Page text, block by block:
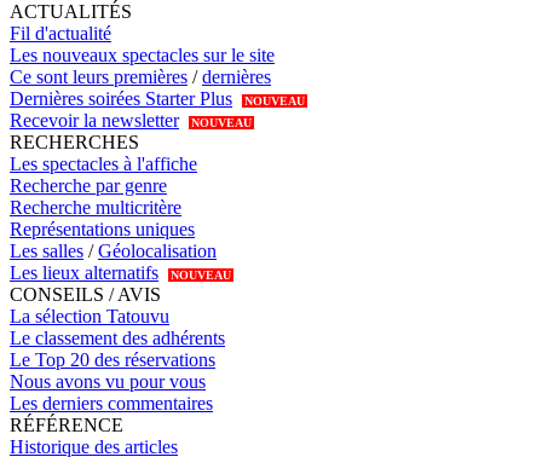
ACTUALITÉS
Fil d'actualité
Les nouveaux spectacles sur le site
Ce sont leurs premières /dernières
Dernières soirées Starter Plus
NOUVEAU
Recevoir la newsletter NOUVEAU
RECHERCHES
Les spectacles à l'affiche
Recherche par genre
Recherche multicritère
Représentations uniques
Les salles /Géolocalisation
Les lieux alternatifs
NOUVEAU
CONSEILS / AVIS
La sélection Tatouvu
Le classement des adhérents
Le Top 20 des réservations
Nous avons vu pour vous
Les derniers commentaires
RÉFÉRENCE
Historique des articles